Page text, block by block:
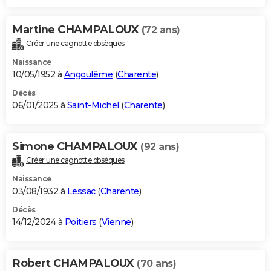
Martine CHAMPALOUX (72 ans)
Créer une cagnotte obsèques
Naissance
10/05/1952 à Angoulême (Charente)
Décès
06/01/2025 à Saint-Michel (Charente)
Simone CHAMPALOUX (92 ans)
Créer une cagnotte obsèques
Naissance
03/08/1932 à Lessac(Charente)
Décès
14/12/2024 à Poitiers (Vienne)
Robert CHAMPALOUX (70 ans)